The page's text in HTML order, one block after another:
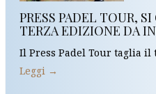
PRESS PADEL TOUR,
TERZA EDIZIONE DA
Il Press Padel Tour taglia il
Leggi →